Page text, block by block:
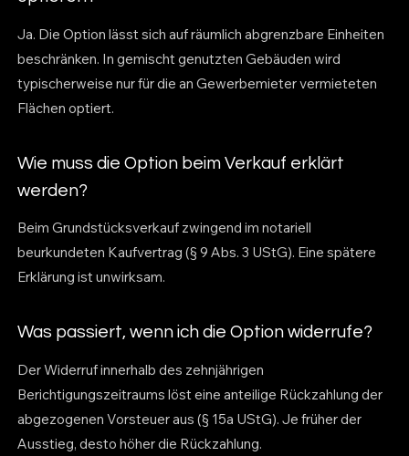
Ja. Die Option lässt sich auf räumlich abgrenzbare Einheiten
beschränken. In gemischt genutzten Gebäuden wird
typischerweise nur für die an Gewerbemieter vermieteten
Flächen optiert.
Wie muss die Option beim Verkauf erklärt
werden?
Beim Grundstücksverkauf zwingend im notariell
beurkundeten Kaufvertrag (§ 9 Abs. 3 UStG). Eine spätere
Erklärung ist unwirksam.
Was passiert, wenn ich die Option widerrufe?
Der Widerruf innerhalb des zehnjährigen
Berichtigungszeitraums löst eine anteilige Rückzahlung der
abgezogenen Vorsteuer aus (§ 15a UStG). Je früher der
Ausstieg, desto höher die Rückzahlung.